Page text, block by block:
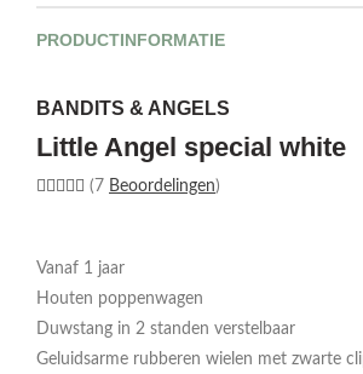
PRODUCTINFORMATIE
BANDITS & ANGELS
Little Angel special white
(7 Beoordelingen)
Vanaf 1 jaar
Houten poppenwagen
Duwstang in 2 standen verstelbaar
Geluidsarme rubberen wielen met zwarte